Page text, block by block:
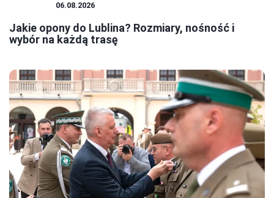
06.08.2026
Jakie opony do Lublina? Rozmiary, nośność i
wybór na każdą trasę